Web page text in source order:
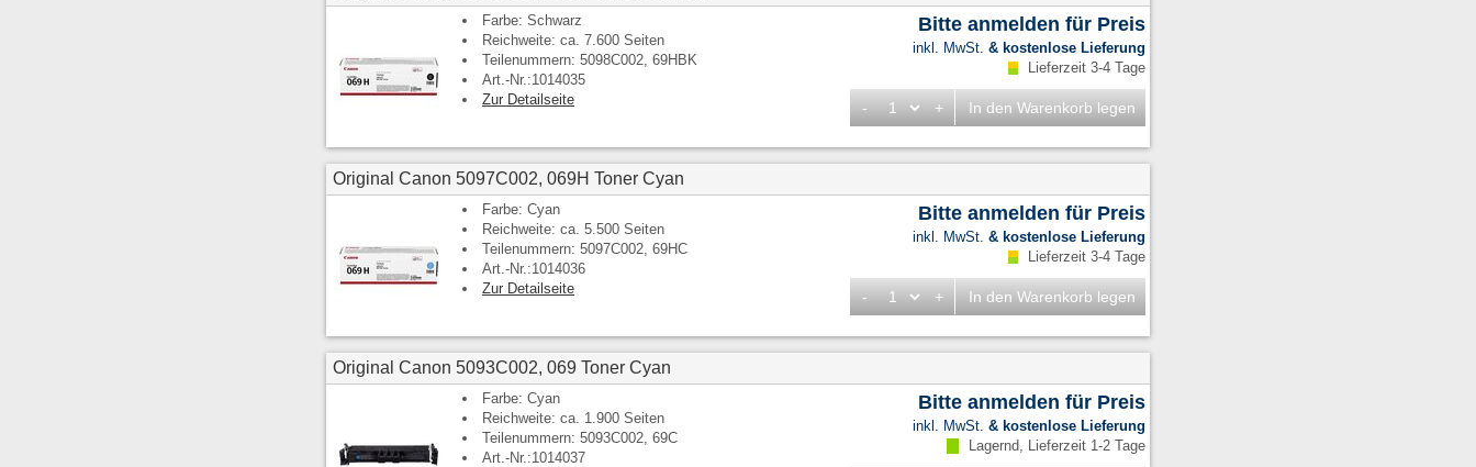
Farbe: Schwarz
Reichweite: ca. 7.600 Seiten
Teilenummern: 5098C002, 69HBK
Art.-Nr.:1014035
Zur Detailseite
Bitte anmelden für Preis
inkl. MwSt. & kostenlose Lieferung
Lieferzeit 3-4 Tage
- + In den Warenkorb legen
Original Canon 5097C002, 069H Toner Cyan
Farbe: Cyan
Reichweite: ca. 5.500 Seiten
Teilenummern: 5097C002, 69HC
Art.-Nr.:1014036
Zur Detailseite
Bitte anmelden für Preis
inkl. MwSt. & kostenlose Lieferung
Lieferzeit 3-4 Tage
- + In den Warenkorb legen
Original Canon 5093C002, 069 Toner Cyan
Farbe: Cyan
Reichweite: ca. 1.900 Seiten
Teilenummern: 5093C002, 69C
Art.-Nr.:1014037
Bitte anmelden für Preis
inkl. MwSt. & kostenlose Lieferung
Lagernd, Lieferzeit 1-2 Tage